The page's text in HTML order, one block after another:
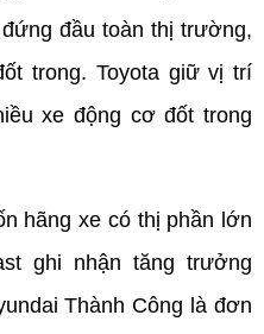
đầu toàn thị trường,
trong. Toyota giữ vị trí
xe động cơ đốt trong
hãng xe có thị phần lớn
ghi nhận tăng trưởng
Thành Công là đơn